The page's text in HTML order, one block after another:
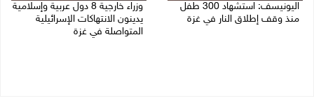
اليونيسف: استشهاد 300 طفل
منذ وقف إطلاق النار في غزة
وزراء خارجية 8 دول عربية وإسلامية
يدينون الانتهاكات الإسرائيلية
المتواصلة في غزة